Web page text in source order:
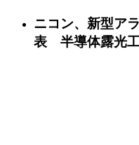
ニコン、新型ア
表 半導体露光